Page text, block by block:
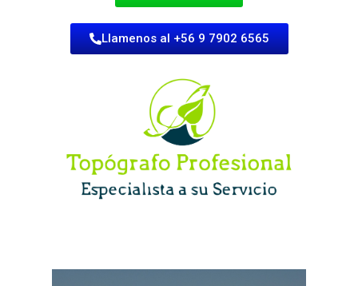
Llamenos al +56 9 7902 6565